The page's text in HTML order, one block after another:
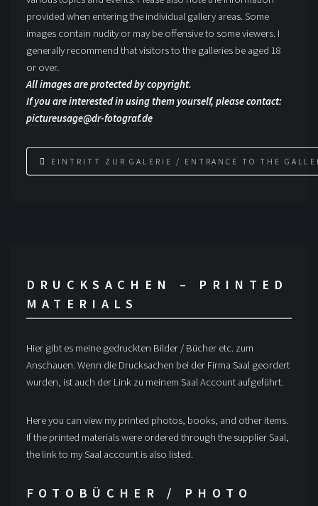
provided when entering the individual gallery areas. Some
images contain nudity or may be offensive to some viewers. I
generally recommend that visitors to the galleries be aged 18
or over.
All images are protected by copyright.
If you are interested in using them yourself, please contact:
pictureusage@dr-fotograf.de
EINTRITT ZUR GALERIE / ENTRANCE TO THE
DRUCKSACHEN – PRINTED
MATERIALS
Hier gibt es meine gedruckten Bilder / Bücher etc. zum
Anschauen. Wenn die Drucksachen bei der Firma Saal geordert
wurden, ist auch der Link zu meinem Saal Account aufgeführt.
Here you can view my printed photos, books, and other items.
If the printed materials were ordered through the supplier Saal,
the link to my Saal account is also listed.
FOTOBÜCHER / PHOTO